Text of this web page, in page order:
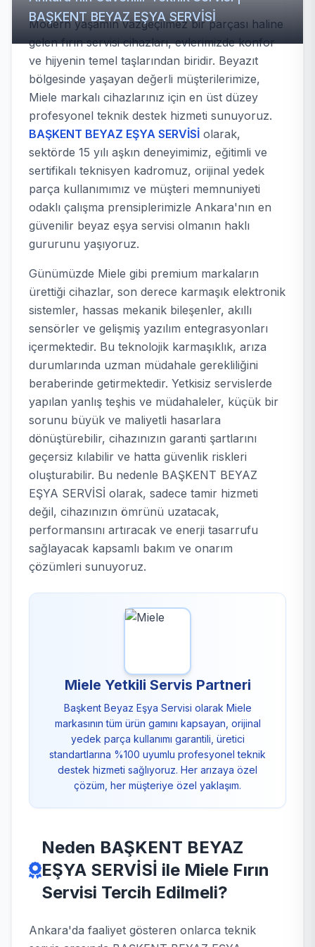
BAŞKENT BEYAZ EŞYA SERVİSİ
Modern yaşamın vazgeçilmez bir parçası haline
gelen fırın servisi cihazları, evlerimizde konfor
ve hijyenin temel taşlarından biridir. Beyazıt
bölgesinde yaşayan değerli müşterilerimize,
Miele markalı cihazlarınız için en üst düzey
profesyonel teknik destek hizmeti sunuyoruz.
BAŞKENT BEYAZ EŞYA SERVİSİ olarak,
sektörde 15 yılı aşkın deneyimimiz, eğitimli ve
sertifikalı teknisyen kadromuz, orijinal yedek
parça kullanımımız ve müşteri memnuniyeti
odaklı çalışma prensiplerimizle Ankara'nın en
güvenilir beyaz eşya servisi olmanın haklı
gururunu yaşıyoruz.
Günümüzde Miele gibi premium markaların
ürettiği cihazlar, son derece karmaşık elektronik
sistemler, hassas mekanik bileşenler, akıllı
sensörler ve gelişmiş yazılım entegrasyonları
içermektedir. Bu teknolojik karmaşıklık, arıza
durumlarında uzman müdahale gerekliliğini
beraberinde getirmektedir. Yetkisiz servislerde
yapılan yanlış teşhis ve müdahaleler, küçük bir
sorunu büyük ve maliyetli hasarlara
dönüştürebilir, cihazınızın garanti şartlarını
geçersiz kılabilir ve hatta güvenlik riskleri
oluşturabilir. Bu nedenle BAŞKENT BEYAZ
EŞYA SERVİSİ olarak, sadece tamir hizmeti
değil, cihazınızın ömrünü uzatacak,
performansını artıracak ve enerji tasarrufu
sağlayacak kapsamlı bakım ve onarım
çözümleri sunuyoruz.
Miele Yetkili Servis Partneri
Başkent Beyaz Eşya Servisi olarak Miele
markasının tüm ürün gamını kapsayan, orijinal
yedek parça kullanımı garantili, üretici
standartlarına %100 uyumlu profesyonel teknik
destek hizmeti sağlıyoruz. Her arızaya özel
çözüm, her müşteriye özel yaklaşım.
Neden BAŞKENT BEYAZ
EŞYA SERVİSİ ile Miele Fırın
Servisi Tercih Edilmeli?
Ankara'da faaliyet gösteren onlarca teknik